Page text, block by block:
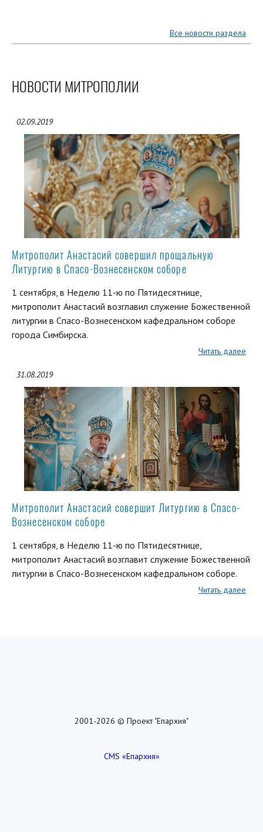
Все новости раздела
НОВОСТИ МИТРОПОЛИИ
02.09.2019
Митрополит Анастасий совершил прощальную
Литургию в Спасо-Вознесенском соборе
1 сентября, в Неделю 11-ю по Пятидесятнице,
митрополит Анастасий возглавил служение Божественной
литургии в Спасо-Вознесенском кафедральном соборе
города Симбирска.
Читать далее
31.08.2019
Митрополит Анастасий совершит Литургию в Спасо-
Вознесенском соборе
1 сентября, в Неделю 11-ю по Пятидесятнице,
митрополит Анастасий возглавит служение Божественной
литургии в Спасо-Вознесенском кафедральном соборе.
Читать далее
2001-2026 © Проект "Епархия"
CMS «Епархия»